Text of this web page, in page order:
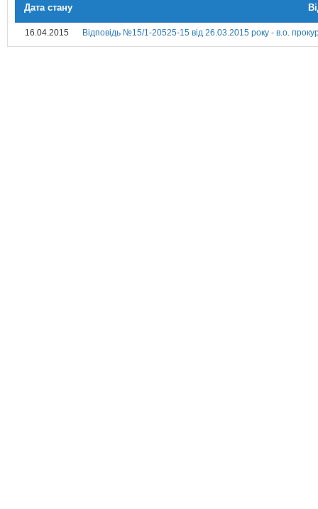
Дата стану
16.04.2015 Відповідь №15/1-20525-15 від 26.03.2015 року - в.о.